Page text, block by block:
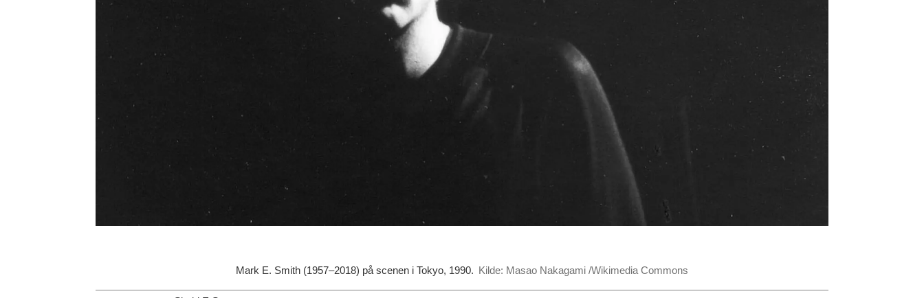
Mark E. Smith (1957–2018) på scenen i Tokyo, 1990. Kilde: Masao Nakagami /Wikimedia Commons